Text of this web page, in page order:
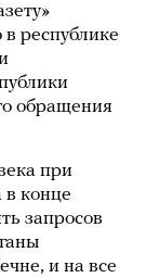
в республике
обращения
при
в конце
запросов
и на все